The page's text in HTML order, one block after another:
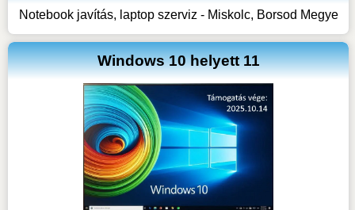
Notebook javítás, laptop szerviz - Miskolc, Borsod Megye
Windows 10 helyett 11